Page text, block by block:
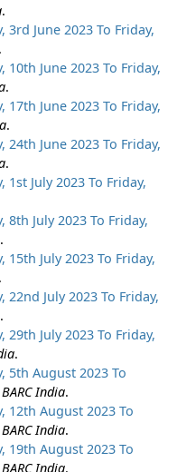
.
3rd June 2023 To Friday,
.
10th June 2023 To Friday,
.
17th June 2023 To Friday,
.
24th June 2023 To Friday,
.
1st July 2023 To Friday,
8th July 2023 To Friday,
.
15th July 2023 To Friday,
.
22nd July 2023 To Friday,
.
29th July 2023 To Friday,
.
5th August 2023 To
BARC India.
12th August 2023 To
BARC India.
19th August 2023 To
BARC India.